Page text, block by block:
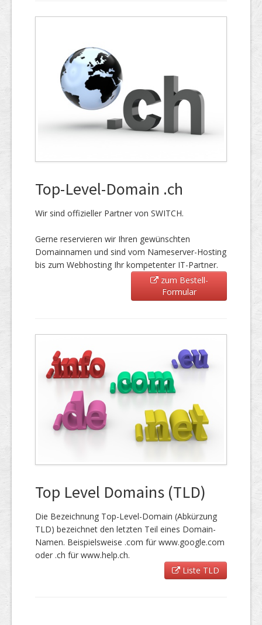
Top-Level-Domain .ch
Wir sind offizieller Partner von SWITCH.
Gerne reservieren wir Ihren gewünschten
Domainnamen und sind vom Nameserver-Hosting
bis zum Webhosting Ihr kompetenter IT-Partner.
zum Bestell-
Formular
Top Level Domains (TLD)
Die Bezeichnung Top-Level-Domain (Abkürzung
TLD) bezeichnet den letzten Teil eines Domain-
Namen. Beispielsweise .com für www.google.com
oder .ch für www.help.ch.
Liste TLD